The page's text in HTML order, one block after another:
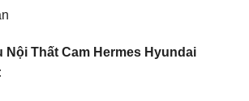
Nội Thất Cam Hermes Hyundai